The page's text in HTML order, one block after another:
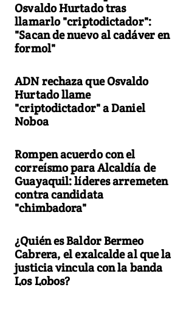
Osvaldo Hurtado tras
llamarlo "criptodictador":
"Sacan de nuevo al cadáver en
formol"
ADN rechaza que Osvaldo
Hurtado llame
"criptodictador" a Daniel
Noboa
Rompen acuerdo con el
correísmo para Alcaldía de
Guayaquil: líderes arremeten
contra candidata
"chimbadora"
¿Quién es Baldor Bermeo
Cabrera, el exalcalde al que la
justicia vincula con la banda
Los Lobos?